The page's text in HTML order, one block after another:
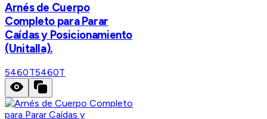
Arnés de Cuerpo
Completo para Parar
Caídas y Posicionamiento
(Unitalla).
5460T5460T